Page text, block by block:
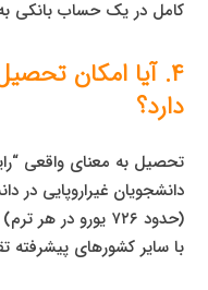
کامل در یک حساب بانکی
۴. آیا امکان
دارد؟
تحصیل به معنای واقعی
دانشجویان غیراروپایی در
(حدود ۷۲۶ یورو
با سایر کشورهای پیشرفته